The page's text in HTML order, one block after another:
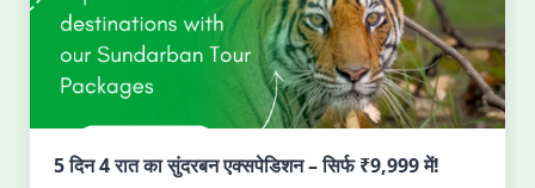
5 दिन 4 रात का सुंदरबन एक्सपेडिशन – सिर्फ ₹9,999 में!